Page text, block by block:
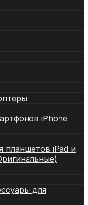
iPhone
планшетов iPad и
для